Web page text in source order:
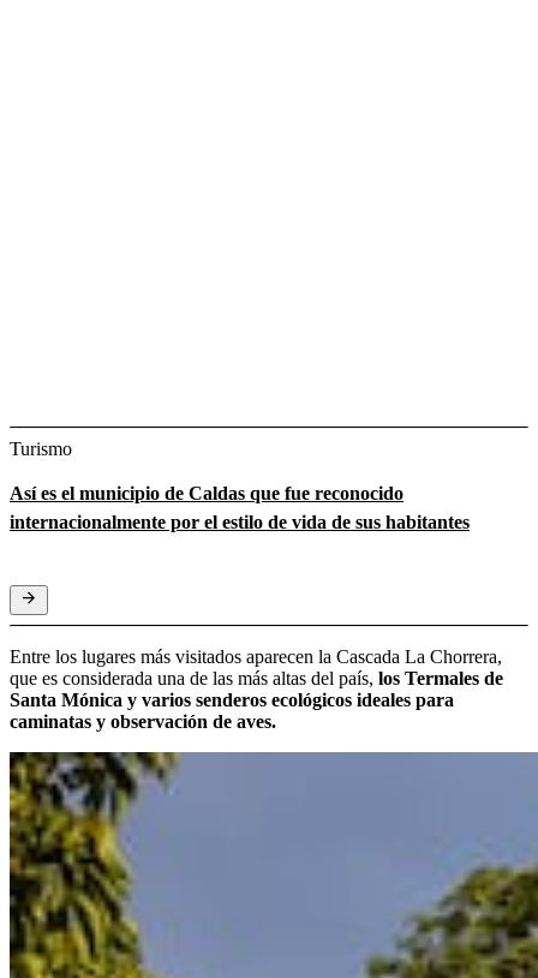
Turismo
Así es el municipio de Caldas que fue reconocido
internacionalmente por el estilo de vida de sus habitantes
Entre los lugares más visitados aparecen la Cascada La Chorrera,
que es considerada una de las más altas del país, los Termales de
Santa Mónica y varios senderos ecológicos ideales para
caminatas y observación de aves.